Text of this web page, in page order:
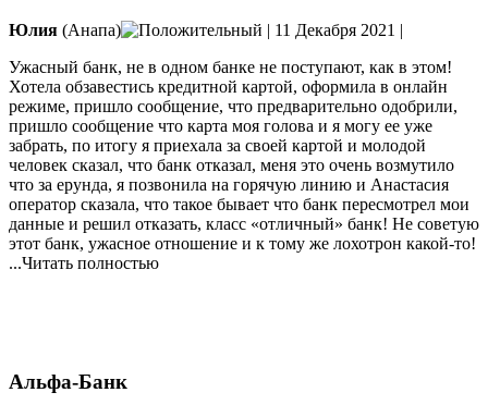
Юлия (Анапа) 11 Декабря 2021
Ужасный банк, не в одном банке не поступают, как в этом!
Хотела обзавестись кредитной картой, оформила в онлайн
режиме, пришло сообщение, что предварительно одобрили,
пришло сообщение что карта моя голова и я могу ее уже
забрать, по итогу я приехала за своей картой и молодой
человек сказал, что банк отказал, меня это очень возмутило
что за ерунда, я позвонила на горячую линию и Анастасия
оператор сказала, что такое бывает что банк пересмотрел мои
данные и решил отказать, класс «отличный» банк! Не советую
этот банк, ужасное отношение и к тому же лохотрон какой-то!
...Читать полностью
Альфа-Банк